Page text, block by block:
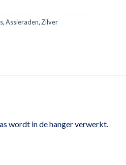
,Assieraden, Zilver
wordt in de hanger verwerkt.